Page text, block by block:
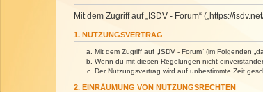
Mit dem Zugriff auf „ISDV - Forum“ („https://
1. NUTZUNGSVERTRAG
Mit dem Zugriff auf „ISDV - Forum“ (im Folgenden
Wenn du mit diesen Regelungen nicht
Der Nutzungsvertrag wird auf unbestimmte Zeit
2. EINRÄUMUNG VON NUTZUNGSRECHTEN